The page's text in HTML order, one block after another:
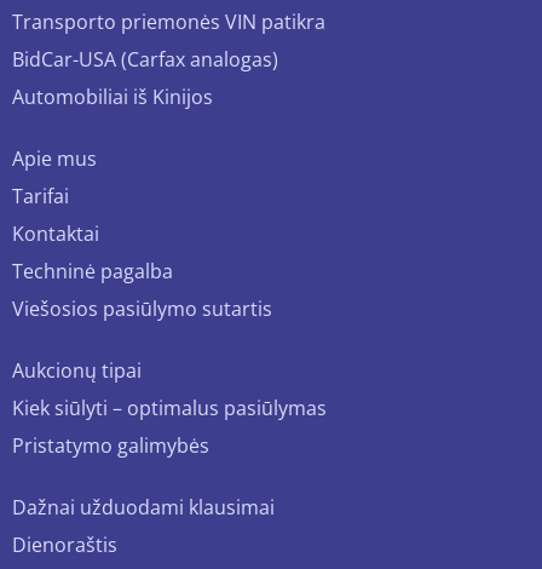
Transporto priemonės VIN patikra
BidCar-USA (Carfax analogas)
Automobiliai iš Kinijos
Apie mus
Tarifai
Kontaktai
Techninė pagalba
Viešosios pasiūlymo sutartis
Aukcionų tipai
Kiek siūlyti – optimalus pasiūlymas
Pristatymo galimybės
Dažnai užduodami klausimai
Dienoraštis